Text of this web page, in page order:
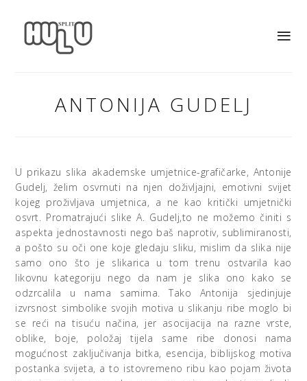
ANTONIJA GUDELJ
U prikazu slika akademske umjetnice-grafičarke, Antonije
Gudelj, želim osvrnuti na njen doživljajni, emotivni svijet
kojeg proživljava umjetnica, a ne kao kritički umjetnički
osvrt. Promatrajući slike A. Gudelj,to ne možemo činiti s
aspekta jednostavnosti nego baš naprotiv, sublimiranosti,
a pošto su oči one koje gledaju sliku, mislim da slika nije
samo ono što je slikarica u tom trenu ostvarila kao
likovnu kategoriju nego da nam je slika ono kako se
odzrcalila u nama samima. Tako Antonija sjedinjuje
izvrsnost simbolike svojih motiva u slikanju ribe moglo bi
se reći na tisuću načina, jer asocijacija na razne vrste,
oblike, boje, položaj tijela same ribe donosi nama
mogućnost zaključivanja bitka, esencija, biblijskog motiva
postanka svijeta, a to istovremeno ribu kao pojam života